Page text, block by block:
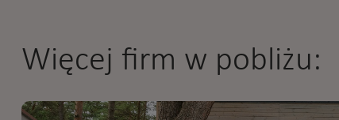
Więcej firm w pobliżu: